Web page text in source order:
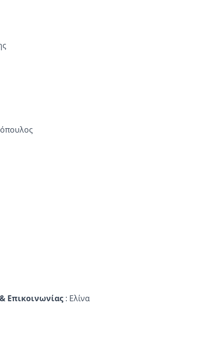
Επικοινωνίας : Ελίνα